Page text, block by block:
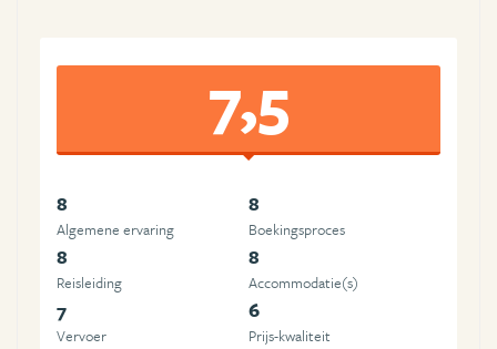
7,5
8
Algemene ervaring
8
Boekingsproces
8
Reisleiding
8
Accommodatie(s)
7
Vervoer
6
Prijs-kwaliteit